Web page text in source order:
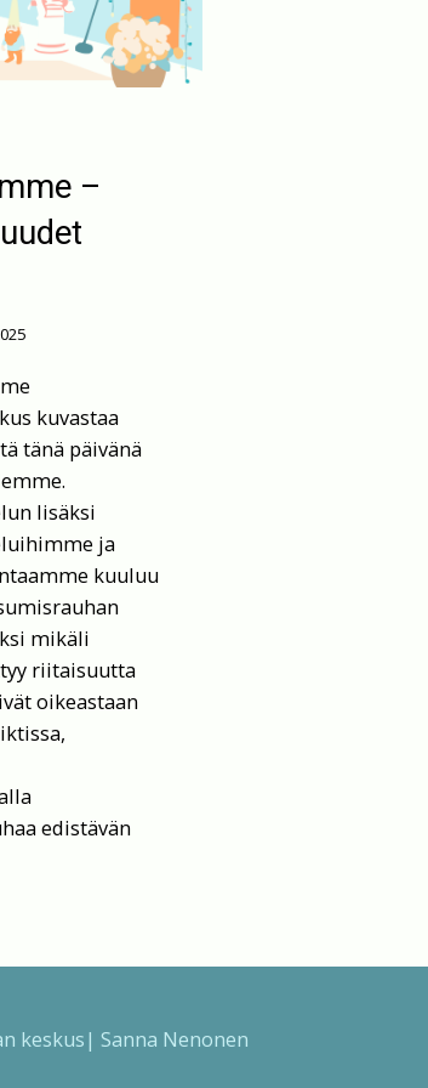
–
kuvastaa
tänä päivänä
lisäksi
ja
kuuluu
mikäli
riitaisuutta
oikeastaan
edistävän
keskus| Sanna Nenonen